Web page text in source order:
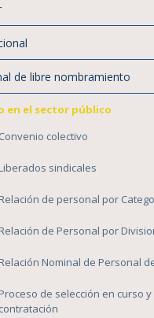
de libre nombramiento
en el sector público
Convenio colectivo
sindicales
de personal por
de Personal por
Nominal de Personal
de selección en curso
contratación